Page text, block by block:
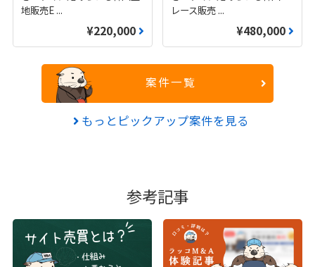
地販売E ...
¥220,000
レース販売 ...
¥480,000
案件一覧
もっとピックアップ案件を見る
参考記事